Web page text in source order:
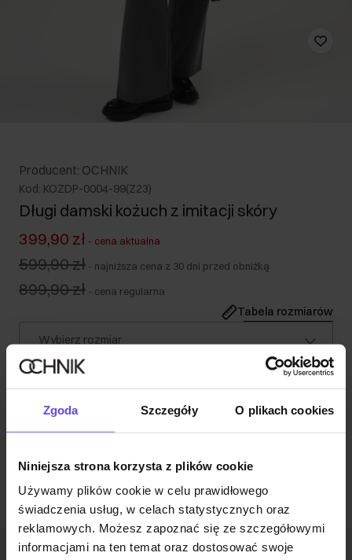
Zgoda Szczegóły O plikach cookies
Niniejsza strona korzysta z plików cookie
Używamy plików cookie w celu prawidłowego
świadczenia usług, w celach statystycznych oraz
reklamowych. Możesz zapoznać się ze szczegółowymi
informacjami na ten temat oraz dostosować swoje
Producent: OCHNIK
Kod: KOZDP-0004-99(Z23)
Długi damski kożuch z imitacji skóry
399,90 zł - cena aktualna
599,90 zł - najniższa cena z 30 dni przed obniżką
899,90 zł - cena regularna
Tabela rozmiarów
Wybierz rozmiar
Наша модель має зріст 177 см і носить розмір S.